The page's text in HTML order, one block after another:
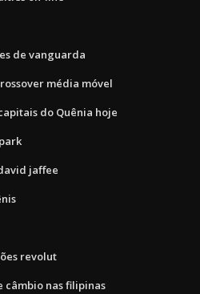
de vanguarda
média móvel
do Quênia hoje
jaffee
revolut
câmbio nas filipinas